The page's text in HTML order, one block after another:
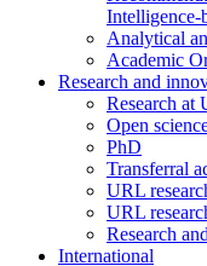
Intelligence-
Analytical
Academic
Research and
Research at
Open
PhD
Transferral
URL
URL
Research
International